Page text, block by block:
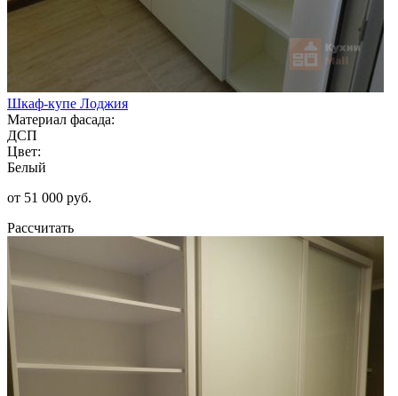
Шкаф-купе Лоджия
Материал фасада:
ДСП
Цвет:
Белый
от 51 000 руб.
Рассчитать